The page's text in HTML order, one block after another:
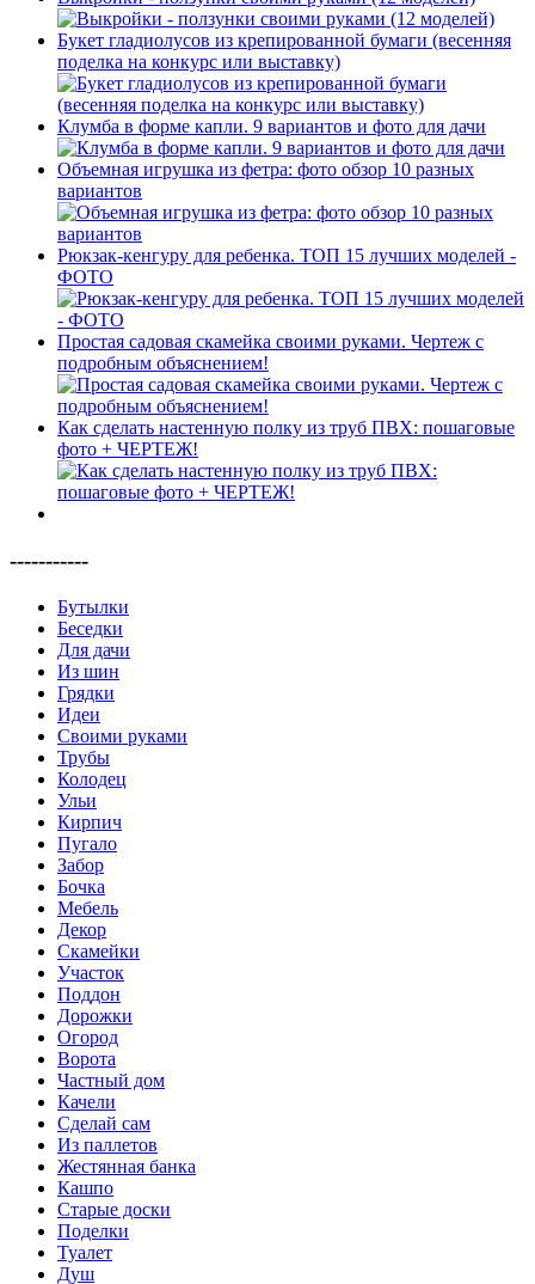
Букет гладиолусов из крепированной бумаги (весенняя
поделка на конкурс или выставку)
Клумба в форме капли. 9 вариантов и фото для дачи
Объемная игрушка из фетра: фото обзор 10 разных
вариантов
Рюкзак-кенгуру для ребенка. ТОП 15 лучших моделей -
ФОТО
Простая садовая скамейка своими руками. Чертеж с
подробным объяснением!
Как сделать настенную полку из труб ПВХ: пошаговые
фото + ЧЕРТЕЖ!
-----------
Бутылки
Беседки
Для дачи
Из шин
Грядки
Идеи
Своими руками
Трубы
Колодец
Ульи
Кирпич
Пугало
Забор
Бочка
Мебель
Декор
Скамейки
Участок
Поддон
Дорожки
Огород
Ворота
Частный дом
Качели
Сделай сам
Из паллетов
Жестянная банка
Кашпо
Старые доски
Поделки
Туалет
Душ